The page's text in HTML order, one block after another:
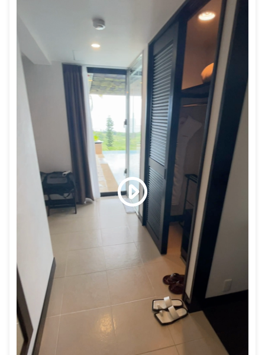
ホスピタリティも高く、とても満足
宮古に来たらまた泊まりたいホテル